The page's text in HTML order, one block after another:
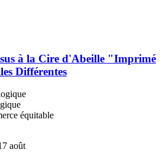
à la Cire d'Abeille "Imprimé
Différentes
équitable
août